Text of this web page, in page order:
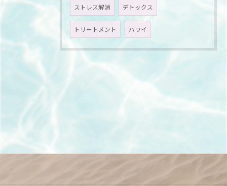
ストレス解消 デトックス
トリートメント ハワイ